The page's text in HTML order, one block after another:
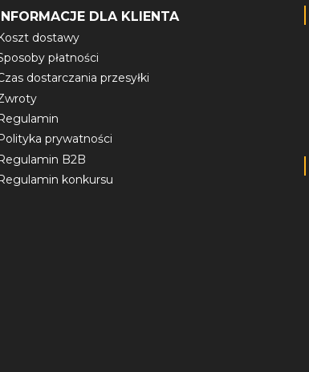
DLA KLIENTA
dostawy
płatności
dostarczania przesyłki
Polityka prywatności
B2B
konkursu